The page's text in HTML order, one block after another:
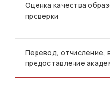
Оценка качества
проверки
Перевод, отчисление,
предоставление